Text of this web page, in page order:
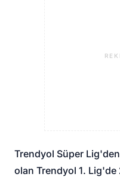
Trendyol Süper
olan Trendyol 1.